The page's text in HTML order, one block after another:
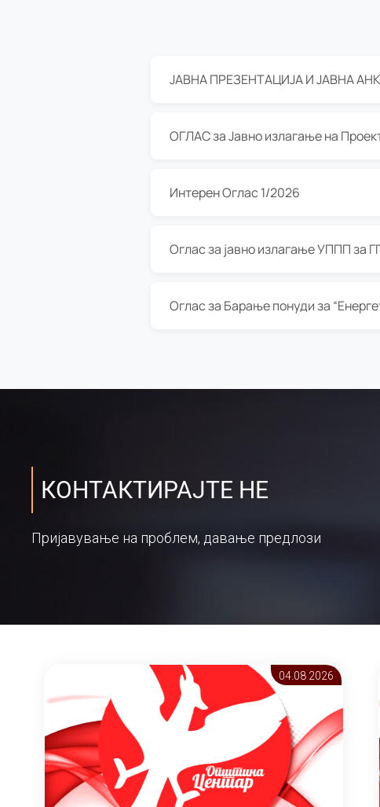
Интерен Оглас 1/2026
Оглас за јавно излагање УППП за
КОНТАКТИРАЈТЕ НЕ
Пријавување на проблем, давање предлози
04.08 2026